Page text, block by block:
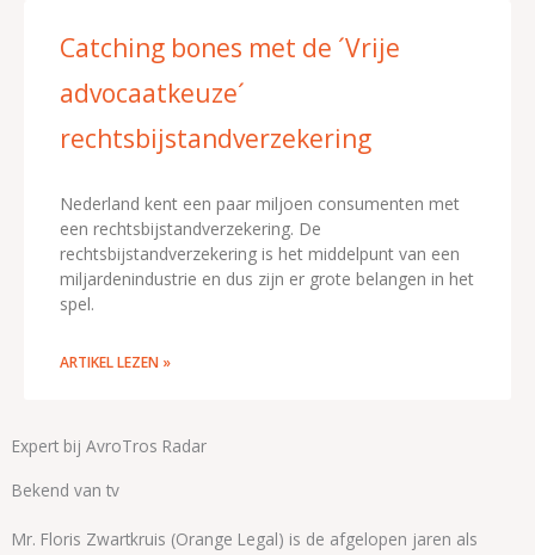
Catching bones met de ´Vrije
advocaatkeuze´
rechtsbijstandverzekering
Nederland kent een paar miljoen consumenten met
een rechtsbijstandverzekering. De
rechtsbijstandverzekering is het middelpunt van een
miljardenindustrie en dus zijn er grote belangen in het
spel.
ARTIKEL LEZEN »
Expert bij AvroTros Radar
Bekend van tv
Mr. Floris Zwartkruis (Orange Legal) is de afgelopen jaren als